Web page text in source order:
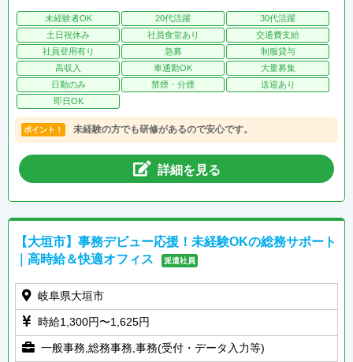
未経験者OK 20代活躍
30代活躍
土日祝休み
社員食堂あり
交通費支給
社員登用有り
急募
制服貸与
高収入
車通勤OK
大量募集
日勤のみ
禁煙・分煙
送迎あり
即日OK
ポイント！ 未経験の方でも研修があるので安心です。
詳細を見る
【大垣市】事務デビュー応援！未経験OKの総務サポート
｜高時給＆快適オフィス
派遣社員
岐阜県大垣市
時給1,300円〜1,625円
一般事務,総務事務,事務(受付・データ入力等)